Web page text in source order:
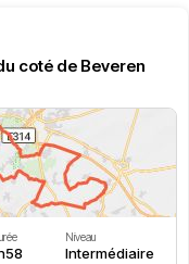
coté de Beveren
Niveau
Intermédiaire